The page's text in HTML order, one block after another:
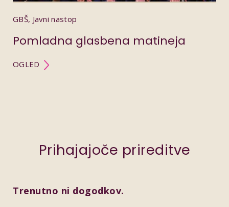
GBŠ, Javni nastop
Pomladna glasbena matineja
OGLED
Prihajajoče prireditve
Trenutno ni dogodkov.